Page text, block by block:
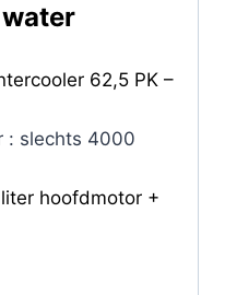
62,5 PK –
: slechts 4000
hoofdmotor +